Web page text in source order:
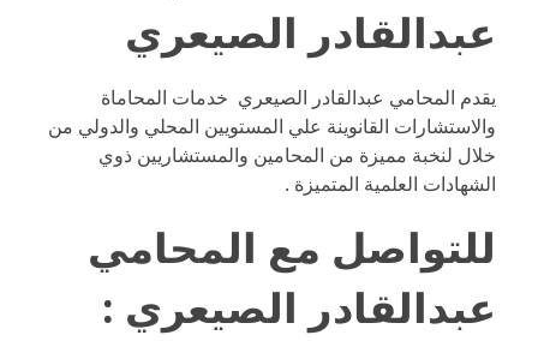
عبدالقادر الصيعري
يقدم المحامي عبدالقادر الصيعري خدمات المحاماة
والاستشارات القانوينة علي المستويين المحلي والدولي من
خلال لنخبة مميزة من المحامين والمستشاريين ذوي
الشهادات العلمية المتميزة .
للتواصل مع المحامي
عبدالقادر الصيعري :